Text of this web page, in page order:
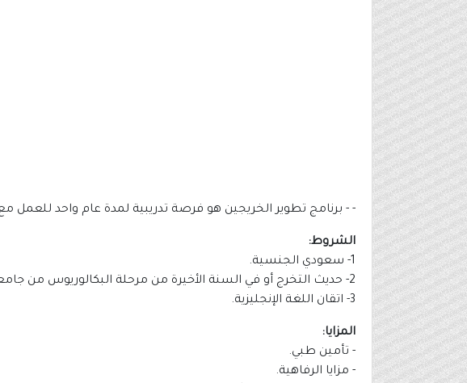
- - برنامج تطوير الخريجين هو فرصة تدريبية لمدة عام واحد للعمل
الشروط:
1- سعودي الجنسية.
2- حديث التخرج أو في السنة الأخيرة من مرحلة البكالوريوس من جامعة معترف بها من قبل وزارة التعليم.
3- اتقان اللغة الإنجليزية.
المزايا:
- تأمين طبي.
- مزايا الرفاهية.